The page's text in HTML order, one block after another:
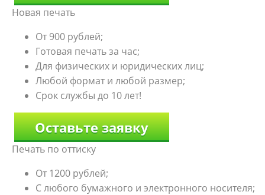
Новая печать
От 900 рублей;
Готовая печать за час;
Для физических и юридических лиц;
Любой формат и любой размер;
Срок службы до 10 лет!
Оставьте заявку
Печать по оттиску
От 1200 рублей;
С любого бумажного и электронного носителя;